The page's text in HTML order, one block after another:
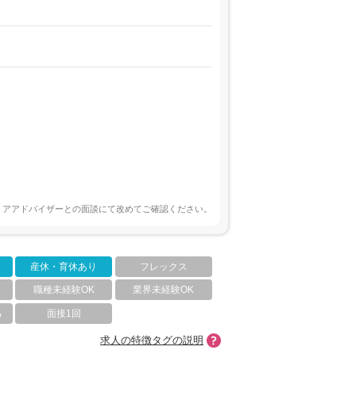
アドバイザーとの面談にて改めてご確認ください。
産休・育休あり フレックス
職種未経験OK 業界未経験OK
面接1回
求人の特徴タグの説明